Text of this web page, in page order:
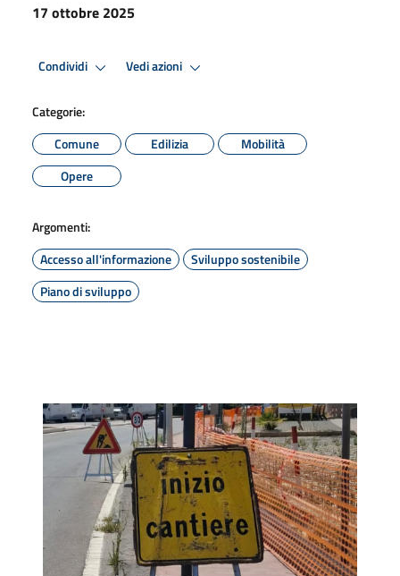
17 ottobre 2025
Condividi Vedi azioni
Categorie:
Comune
Edilizia
Mobilità
Opere
Argomenti:
Accesso all'informazione
Sviluppo sostenibile
Piano di sviluppo